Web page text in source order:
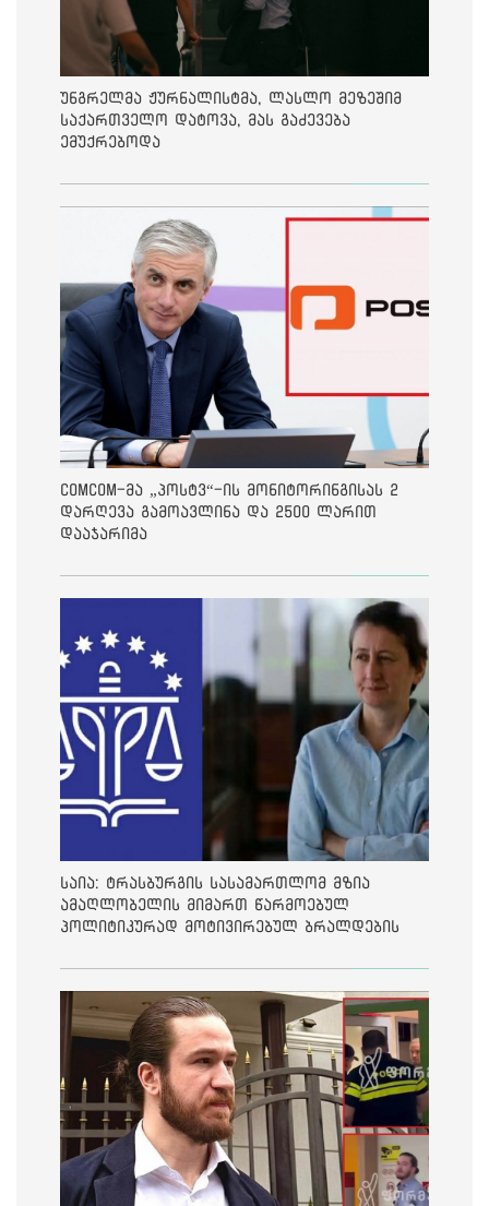
უნგრელმა ჟურნალისტმა, ლასლო მეზეშიმ
საქართველო დატოვა, მას გაძევება
ემუქრებოდა
ComCom-მა „პოსტვ“-ის მონიტორინგისას 2
დარღევა გამოავლინა და 2500 ლარით
დააჯარიმა
საია: ტრასბურგის სასამართლომ მზია
ამაღლობელის მიმართ წარმოებულ
პოლიტიკურად მოტივირებულ ბრალდების